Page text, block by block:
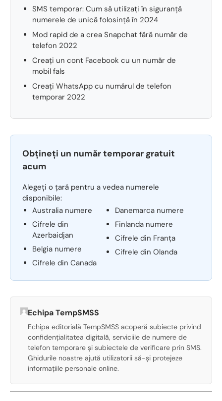
SMS temporar: Cum să utilizați în siguranță
numerele de unică folosință în 2024
Mod rapid de a crea Snapchat fără număr de
telefon 2022
Creați un cont Facebook cu un număr de
mobil fals
Creați WhatsApp cu numărul de telefon
temporar 2022
Obțineți un număr temporar gratuit
acum
Alegeți o țară pentru a vedea numerele
disponibile:
Australia numere
Cifrele din
Azerbaidjan
Belgia numere
Cifrele din Canada
Danemarca numere
Finlanda numere
Cifrele din Franța
Cifrele din Olanda
Echipa TempSMSS
Echipa editorială TempSMSS acoperă subiecte privind
confidențialitatea digitală, serviciile de numere de
telefon temporare și subiectele de verificare prin SMS.
Ghidurile noastre ajută utilizatorii să-și protejeze
informațiile personale online.